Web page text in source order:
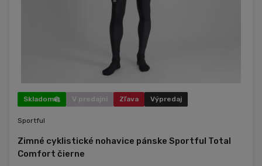
Skladom V predajni Zľava Výpredaj
Sportful
Zimné cyklistické nohavice pánske Sportful Total
Comfort čierne